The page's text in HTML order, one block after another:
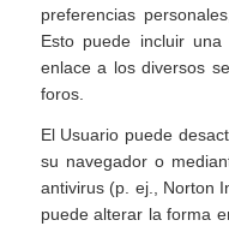
preferencias
Esto puede incluir
enlace a los diversos
foros.
El Usuario puede
su navegador o
antivirus (p. ej., Norton
puede alterar la forma